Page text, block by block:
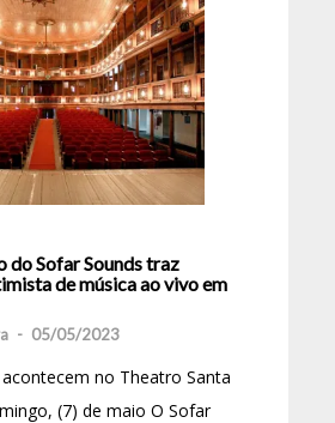
do Sofar Sounds traz
de música ao vivo em
- 05/05/2023
no Theatro Santa
(7) de maio O Sofar